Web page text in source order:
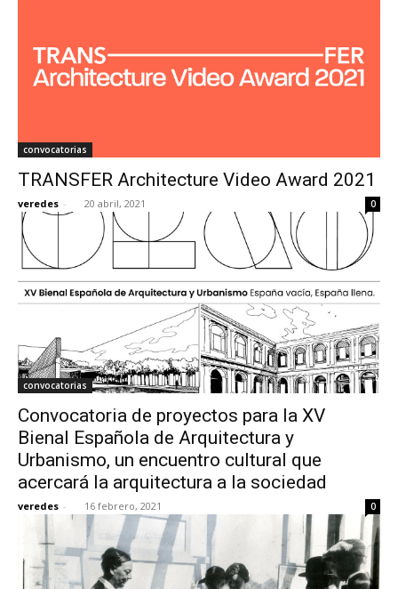
convocatorias
TRANSFER Architecture Video Award 2021
veredes - 20 abril, 2021 0
convocatorias
Convocatoria de proyectos para la XV
Bienal Española de Arquitectura y
Urbanismo, un encuentro cultural que
acercará la arquitectura a la sociedad
veredes - 16 febrero, 2021 0